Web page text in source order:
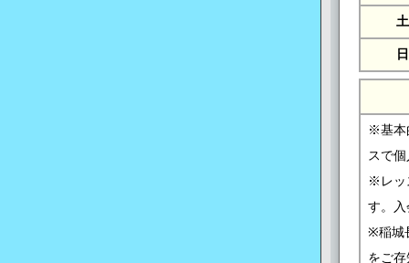
※基本
スで
※レッ
す。
※稲城
をご